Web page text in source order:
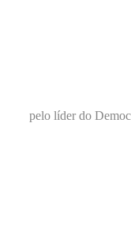
pelo líder do